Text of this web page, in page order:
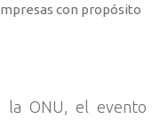
con propósito
la ONU, el evento